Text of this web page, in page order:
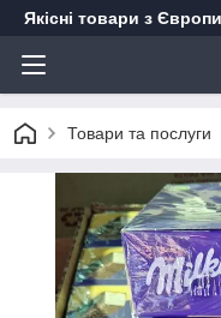
Якісні товари з
Товари та послуги